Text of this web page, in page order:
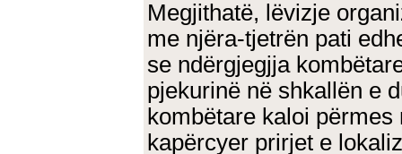
Megjithatë, lëvizje
me njëra-tjetrën pati
se ndërgjegjja
pjekurinë në shkallën e
kombëtare kaloi
kapërcyer prirjet e